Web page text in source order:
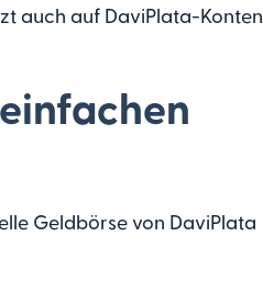
auch auf DaviPlata-Konten
Geldbörse von DaviPlata